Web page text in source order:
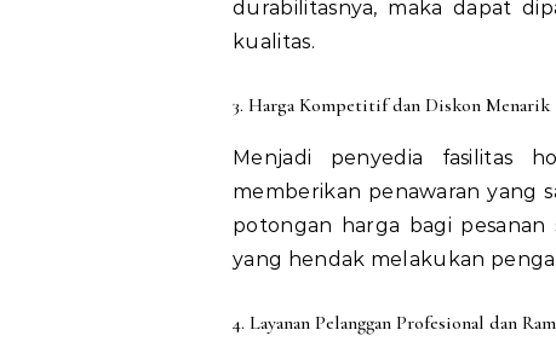
durabilitasnya, maka dapat
kualitas.
3. Harga Kompetitif dan Diskon Menarik
Menjadi penyedia fasilitas
memberikan penawaran yang
potongan harga bagi
yang hendak melakukan
4. Layanan Pelanggan Profesional dan